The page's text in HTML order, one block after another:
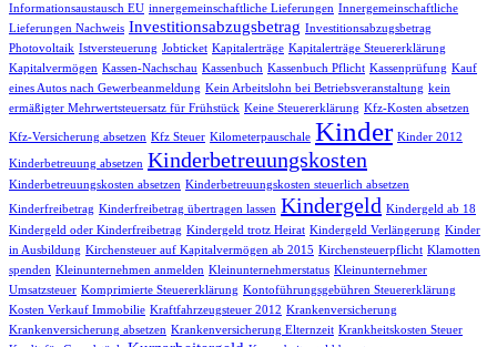
Informationsaustausch EU innergemeinschaftliche Lieferungen Innergemeinschaftliche
Lieferungen Nachweis Investitionsabzugsbetrag Investitionsabzugsbetrag
Photovoltaik Istversteuerung Jobticket Kapitalerträge Kapitalerträge Steuererklärung
Kapitalvermögen Kassen-Nachschau Kassenbuch Kassenbuch Pflicht Kassenprüfung Kauf
eines Autos nach Gewerbeanmeldung Kein Arbeitslohn bei Betriebsveranstaltung kein
ermäßigter Mehrwertsteuersatz für Frühstück Keine Steuererklärung Kfz-Kosten absetzen
Kfz-Versicherung absetzen Kfz Steuer Kilometerpauschale Kinder Kinder 2012
Kinderbetreuung absetzen Kinderbetreuungskosten
Kinderbetreuungskosten absetzen Kinderbetreuungskosten steuerlich absetzen
Kinderfreibetrag Kinderfreibetrag übertragen lassen Kindergeld Kindergeld ab 18
Kindergeld oder Kinderfreibetrag Kindergeld trotz Heirat Kindergeld Verlängerung Kinder
in Ausbildung Kirchensteuer auf Kapitalvermögen ab 2015 Kirchensteuerpflicht Klamotten
spenden Kleinunternehmen anmelden Kleinunternehmerstatus Kleinunternehmer
Umsatzsteuer Komprimierte Steuererklärung Kontoführungsgebühren Steuererklärung
Kosten Verkauf Immobilie Kraftfahrzeugsteuer 2012 Krankenversicherung
Krankenversicherung absetzen Krankenversicherung Elternzeit Krankheitskosten Steuer